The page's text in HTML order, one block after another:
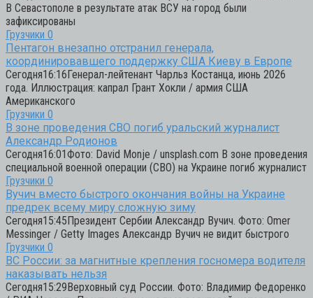
В Севастополе в результате атак ВСУ на город были
зафиксированы
Грузчики 0
Пентагон внезапно отстранил генерала,
координировавшего поддержку США Киеву в Европе
Сегодня16:16Генерал-лейтенант Чарльз Костанца, июнь 2026
года. Иллюстрация: капрал Грант Хокли / армия США
Американского
Грузчики 0
В зоне проведения СВО погиб уральский журналист
Александр Родионов
Сегодня16:01Фото: David Monje / unsplash.com В зоне проведения
специальной военной операции (СВО) на Украине погиб журналист
Грузчики 0
Вучич вместо быстрого окончания войны на Украине
предрек всему миру сложную зиму
Сегодня15:45Президент Сербии Александр Вучич. Фото: Omer
Messinger / Getty Images Александр Вучич не видит быстрого
Грузчики 0
ВС России: за магнитные крепления госномера водителя
наказывать нельзя
Сегодня15:29Верховный суд России. Фото: Владимир Федоренко